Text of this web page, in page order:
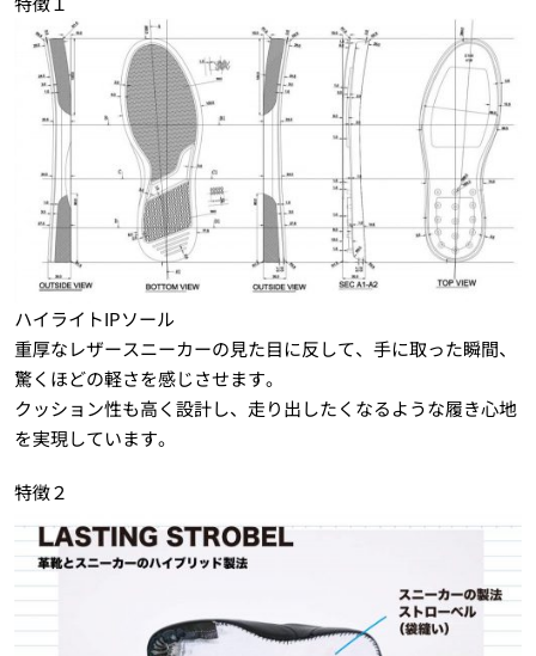
ハイライトIPソール
重厚なレザースニーカーの見た目に反して、手に取った瞬間、
驚くほどの軽さを感じさせます。
クッション性も高く設計し、走り出したくなるような履き心地
を実現しています。
特徴２